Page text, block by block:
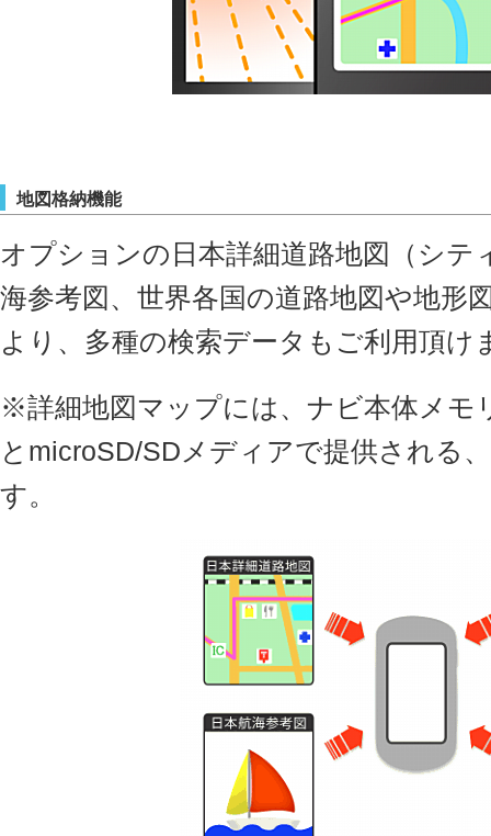
地図格納機能
オプションの日本詳細道路地図（シテ
海参考図、世界各国の道路地図や地形
より、多種の検索データもご利用頂け
※詳細地図マップには、ナビ本体メモ
とmicroSD/SDメディアで提供される
す。